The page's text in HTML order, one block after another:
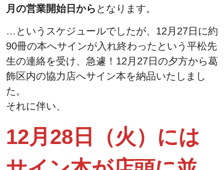
月の営業開始日から となります。
…というスケジュールでしたが、12月27日に約
90冊の本へサインが入れ終わったという平松先
生の連絡を受け、急遽！12月27日の夕方から葛
飾区内の協力店へサイン本を納品いたしまし
た。
それに伴い、
12月28日（火）には